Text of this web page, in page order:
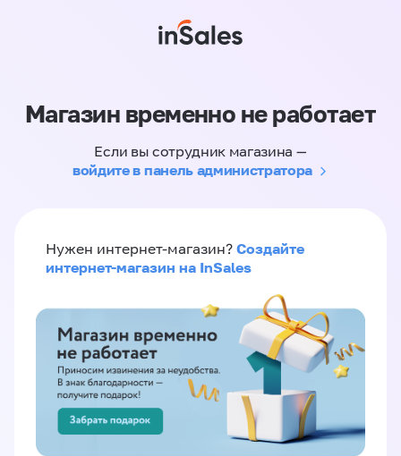
Магазин временно не работает
Если вы сотрудник магазина —
войдите в панель администратора
Нужен интернет-магазин? Создайте
интернет-магазин на InSales